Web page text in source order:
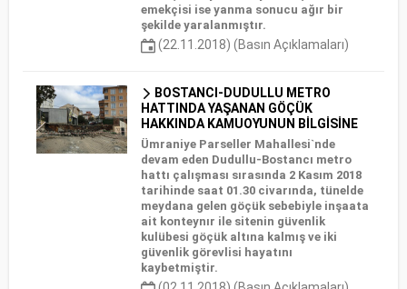
emekçisi ise yanma sonucu ağır bir
şekilde yaralanmıştır.
(22.11.2018) (Basın Açıklamaları)
BOSTANCI-DUDULLU METRO
HATTINDA YAŞANAN GÖÇÜK
HAKKINDA KAMUOYUNUN BİLGİSİNE
Ümraniye Parseller Mahallesi`nde
devam eden Dudullu-Bostancı metro
hattı çalışması sırasında 2 Kasım 2018
tarihinde saat 01.30 civarında, tünelde
meydana gelen göçük sebebiyle inşaata
ait konteynır ile sitenin güvenlik
kulübesi göçük altına kalmış ve iki
güvenlik görevlisi hayatını
kaybetmiştir.